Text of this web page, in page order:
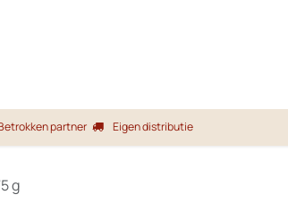
partner Eigen distributie
g